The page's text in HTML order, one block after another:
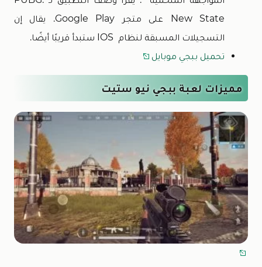
New State على متجر Google Play. يقال إن
التسجيلات المسبقة لنظام IOS ستبدأ قريبًا أيضًا.
تحميل ببجي موبايل
مميزات لعبة ببجي نيو ستيت